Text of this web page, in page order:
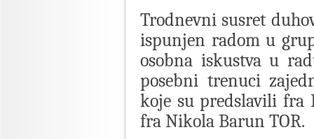
Trodnevni susret
ispunjen radom u
osobna iskustva u
posebni trenuci
koje su predslavili fra
fra Nikola Barun TOR.